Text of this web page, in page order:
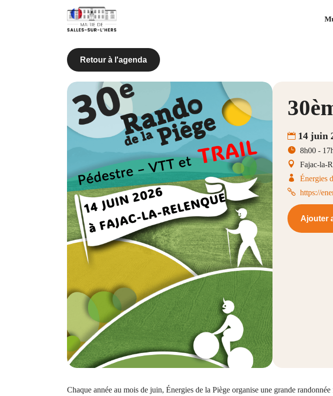
Retour à l'agenda
14 juin
8h00 -
Fajac-la-
Énergies
https://
Ajouter
Chaque année au mois de juin, Énergies de la Piège organise une grande